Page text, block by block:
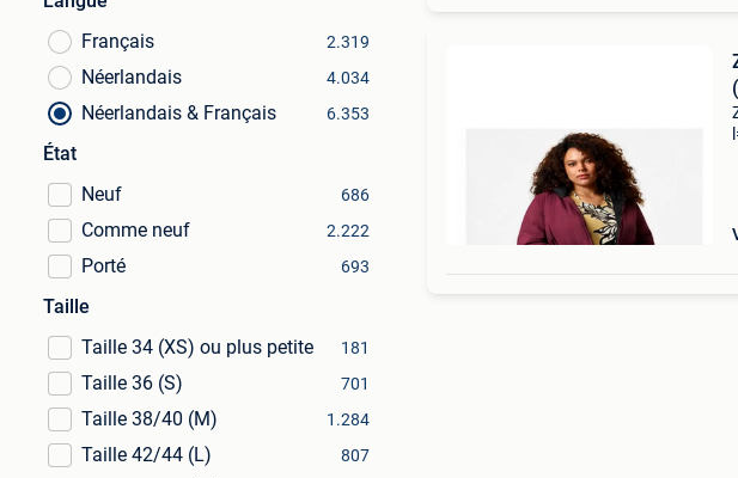
Français
2.319
Néerlandais 4.034
Néerlandais & Français 6.353
État
Neuf
686
Comme neuf 2.222
Porté 693
Taille
Taille 34 (XS) ou plus petite
181
Taille 36 (S) 701
Taille 38/40 (M) 1.284
Taille 42/44 (L) 807